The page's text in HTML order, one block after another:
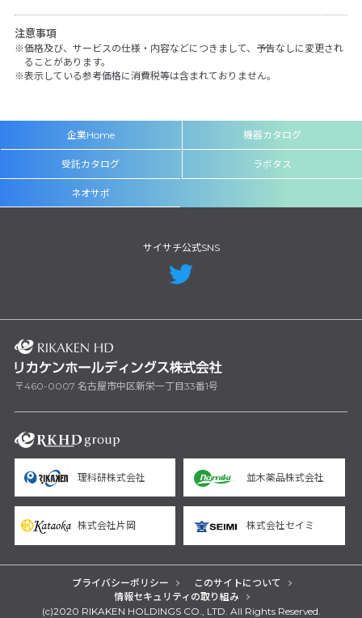
注意事項
価格及び、サービスの仕様・内容などにつきまして、予告なしに変更され
ることがあります。
表示している参考価格に消費税等は含まれておりません。
企業Home 機器カタログ
受託カタログ ラボタス
ネオサポ
サイサチ公式SNS
〒460-0007 名古屋市中区新栄一丁目33番1号
理科研株式会社 並木薬品株式会社
株式会社片岡 株式会社セイミ
プライバシーポリシー
このサイトについて
情報セキュリティの取り組み
(c)2020 RIKAKEN HOLDINGS CO., LTD. All Rights Reserved.